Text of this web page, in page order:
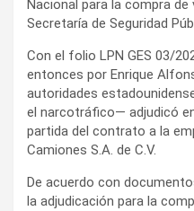
Nacional para la compra
Secretaría de Seguridad
Con el folio LPN GES 03/
entonces por Enrique
autoridades
el narcotráfico— adjudicó
partida del contrato a la
Camiones S.A. de C.V.
De acuerdo con
la adjudicación para la